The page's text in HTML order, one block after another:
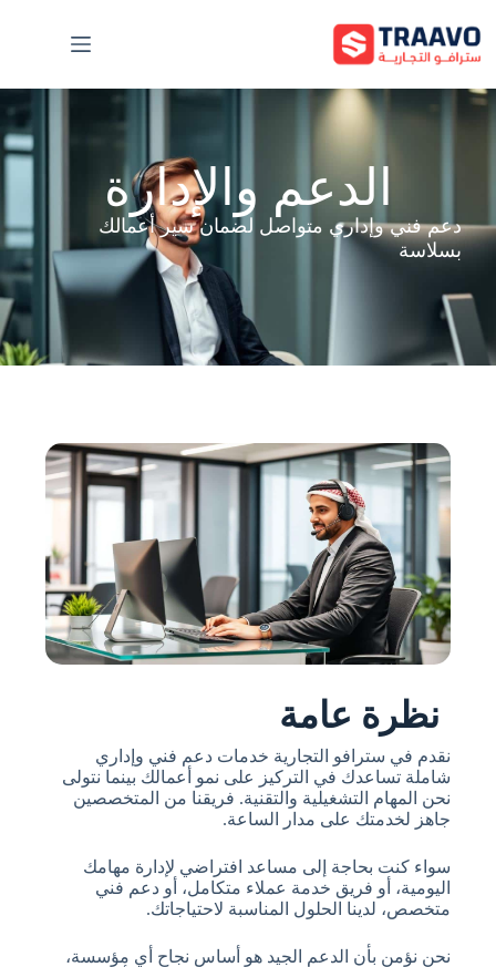
الدعم والإدارة
دعم فني وإداري متواصل لضمان سير أعمالك
بسلاسة
نظرة عامة
نقدم في سترافو التجارية خدمات دعم فني وإداري
شاملة تساعدك في التركيز على نمو أعمالك بينما نتولى
نحن المهام التشغيلية والتقنية. فريقنا من المتخصصين
جاهز لخدمتك على مدار الساعة.
سواء كنت بحاجة إلى مساعد افتراضي لإدارة مهامك
اليومية، أو فريق خدمة عملاء متكامل، أو دعم فني
متخصص، لدينا الحلول المناسبة لاحتياجاتك.
نحن نؤمن بأن الدعم الجيد هو أساس نجاح أي مؤسسة،